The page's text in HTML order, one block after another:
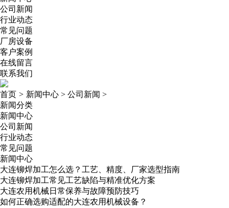
公司新闻
行业动态
常见问题
厂房设备
客户案例
在线留言
联系我们
首页 > 新闻中心 > 公司新闻 >
新闻分类
新闻中心
公司新闻
行业动态
常见问题
新闻中心
大连铆焊加工怎么选？工艺、精度、厂家选型指南
大连铆焊加工常见工艺缺陷与精准优化方案
大连农用机械日常保养与故障预防技巧
如何正确选购适配的大连农用机械设备？